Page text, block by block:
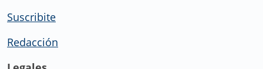
Suscribite
Redacción